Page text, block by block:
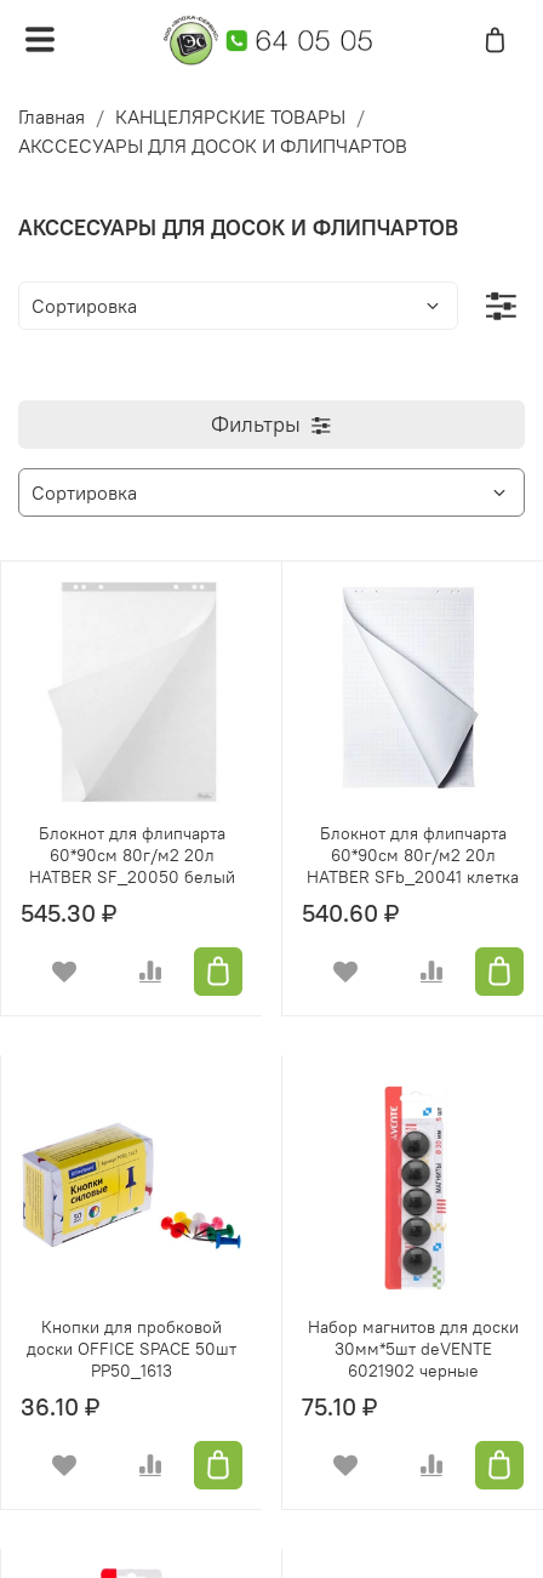
Главная
КАНЦЕЛЯРСКИЕ ТОВАРЫ
АКССЕСУАРЫ ДЛЯ ДОСОК И ФЛИПЧАРТОВ
АКССЕСУАРЫ ДЛЯ ДОСОК И ФЛИПЧАРТОВ
Фильтры
Блокнот для флипчарта
60*90см 80г/м2 20л
HATBER SF_20050 белый
545.30 ₽
Блокнот для флипчарта
60*90см 80г/м2 20л
HATBER SFb_20041 клетка
540.60 ₽
Кнопки для пробковой
доски OFFICE SPACE 50шт
PP50_1613
36.10 ₽
Набор магнитов для доски
30мм*5шт deVENTE
6021902 черные
75.10 ₽